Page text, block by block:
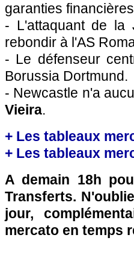
garanties
- L'attaquant de la
rebondir à l'AS
- Le défenseur
Borussia Dortmund.
- Newcastle n'a
Vieira.
+ Les tableaux
+ Les tableaux
A demain 18h
Transferts.
jour,
mercato en temps